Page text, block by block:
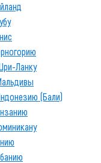
Ланку
(Бали)